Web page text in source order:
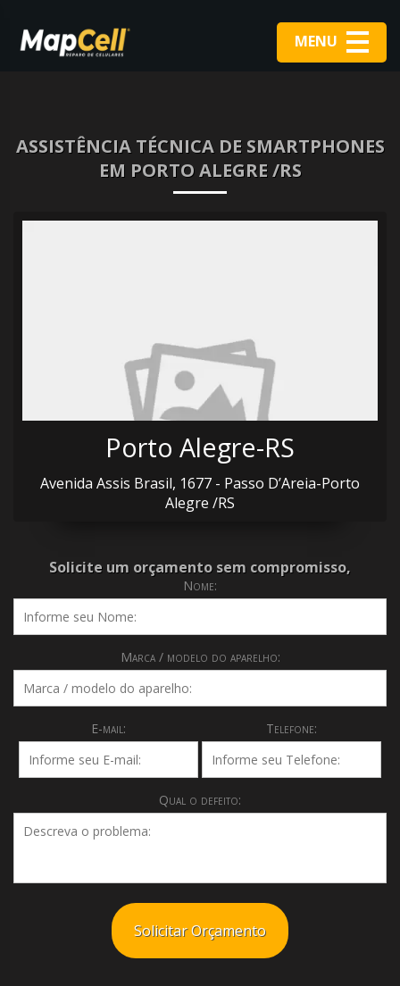
MENU
ASSISTÊNCIA TÉCNICA DE SMARTPHONES
EM PORTO ALEGRE /RS
Solicite um orçamento sem compromisso,
Nome:
Marca / modelo do aparelho:
E-mail: Telefone:
Qual o defeito:
Solicitar Orçamento
Porto Alegre-RS
Avenida Assis Brasil, 1677 - Passo D’Areia-Porto
Alegre /RS